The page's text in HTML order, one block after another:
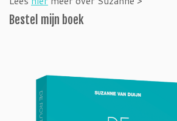
Bestel mijn boek